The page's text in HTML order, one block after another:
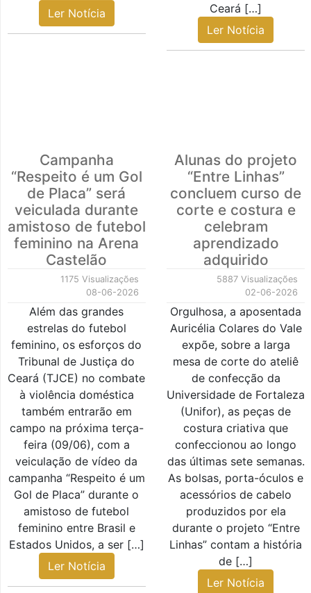
Ler Notícia
Ceará […]
Ler Notícia
Campanha
“Respeito é um Gol
de Placa” será
veiculada durante
amistoso de futebol
feminino na Arena
Castelão
1175 Visualizações
08-06-2026
Além das grandes
estrelas do futebol
feminino, os esforços do
Tribunal de Justiça do
Ceará (TJCE) no combate
à violência doméstica
também entrarão em
campo na próxima terça-
feira (09/06), com a
veiculação de vídeo da
campanha “Respeito é um
Gol de Placa” durante o
amistoso de futebol
feminino entre Brasil e
Estados Unidos, a ser […]
Ler Notícia
Alunas do projeto
“Entre Linhas”
concluem curso de
corte e costura e
celebram
aprendizado
adquirido
5887 Visualizações
02-06-2026
Orgulhosa, a aposentada
Auricélia Colares do Vale
expõe, sobre a larga
mesa de corte do ateliê
de confecção da
Universidade de Fortaleza
(Unifor), as peças de
costura criativa que
confeccionou ao longo
das últimas sete semanas.
As bolsas, porta-óculos e
acessórios de cabelo
produzidos por ela
durante o projeto “Entre
Linhas” contam a história
de […]
Ler Notícia